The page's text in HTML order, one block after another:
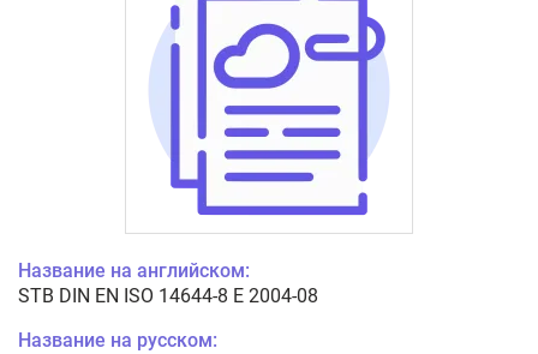
Название на английском:
STB DIN EN ISO 14644-8 E 2004-08
Название на русском: